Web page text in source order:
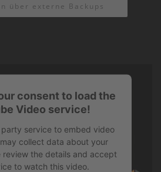
über externe Backups
consent to load the
Video service!
party service to embed video
collect data about your
review the details and accept
to watch this video.